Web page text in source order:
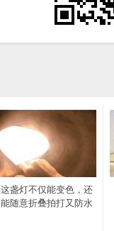
这盏灯不仅能变色，还
能随意折叠拍打又防水